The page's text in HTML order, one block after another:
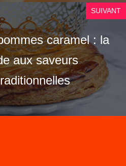
SUIVANT
caramel : la
aux saveurs